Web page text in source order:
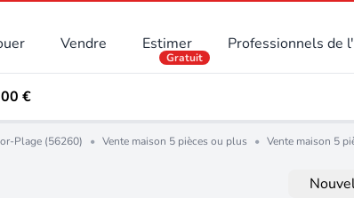
Vendre Estimer
Gratuit
Professionnels de
€
Plage (56260) • Vente maison 5 pièces ou plus • Vente maison 5